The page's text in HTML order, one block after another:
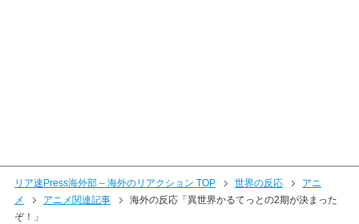
リア速Press海外部 – 海外のリアクション TOP 世界の反応
アニ
メ
アニメ関連記事
海外の反応「異世界かるてっとの2期が決まった
ぞ！」